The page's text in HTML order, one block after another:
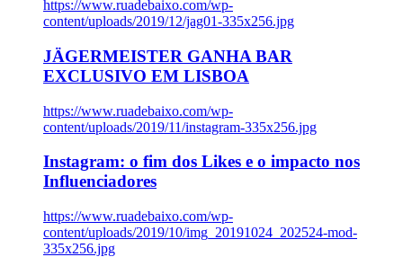
https://www.ruadebaixo.com/wp-
content/uploads/2019/12/jag01-335x256.jpg
JÄGERMEISTER GANHA BAR
EXCLUSIVO EM LISBOA
https://www.ruadebaixo.com/wp-
content/uploads/2019/11/instagram-335x256.jpg
Instagram: o fim dos Likes e o impacto nos
Influenciadores
https://www.ruadebaixo.com/wp-
content/uploads/2019/10/img_20191024_202524-mod-
335x256.jpg